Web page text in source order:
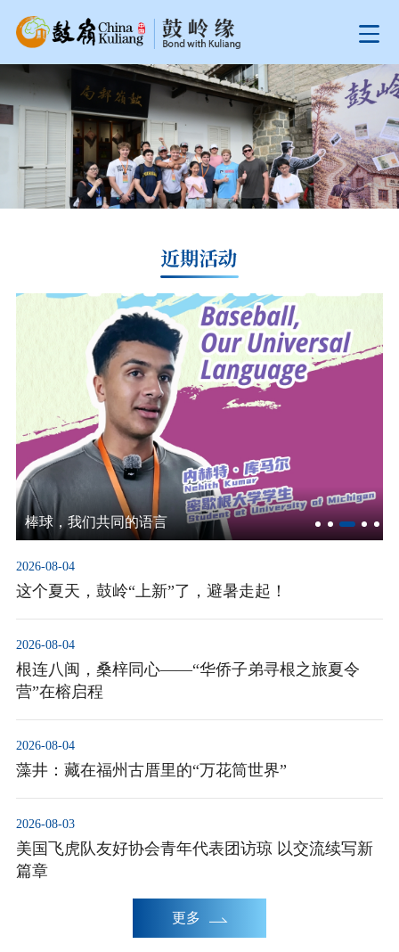
棒球，我们共同的语言
2026-08-04
这个夏天，鼓岭“上新”了，避暑走起！
2026-08-04
根连八闽，桑梓同心——“华侨子弟寻根之旅夏令
营”在榕启程
2026-08-04
藻井：藏在福州古厝里的“万花筒世界”
2026-08-03
美国飞虎队友好协会青年代表团访琼 以交流续写新
篇章
更多